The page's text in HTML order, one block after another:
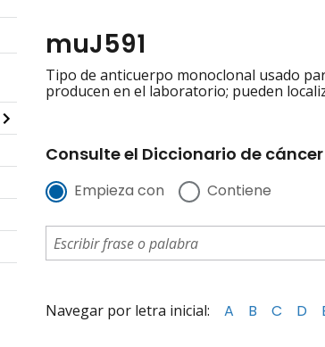
muJ591
Tipo de anticuerpo monoclonal usado
producen en el laboratorio; pueden
Consulte el Diccionario de cáncer
Empieza con Contiene
Navegar por letra inicial: A B C D